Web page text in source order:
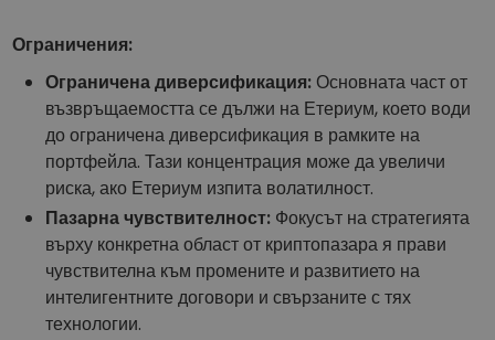
Ограничения:
Ограничена диверсификация: Основната част от
възвръщаемостта се дължи на Етериум, което води
до ограничена диверсификация в рамките на
портфейла. Тази концентрация може да увеличи
риска, ако Етериум изпита волатилност.
Пазарна чувствителност: Фокусът на стратегията
върху конкретна област от криптопазара я прави
чувствителна към промените и развитието на
интелигентните договори и свързаните с тях
технологии.